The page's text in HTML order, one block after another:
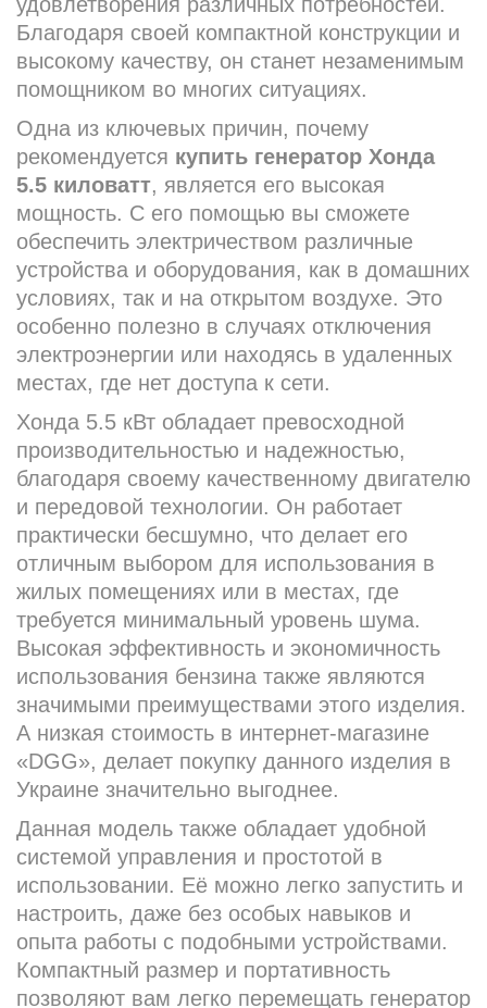
Благодаря своей компактной конструкции и
высокому качеству, он станет незаменимым
помощником во многих ситуациях.
Одна из ключевых причин, почему
рекомендуется купить генератор Хонда
5.5 киловатт, является его высокая
мощность. С его помощью вы сможете
обеспечить электричеством различные
устройства и оборудования, как в домашних
условиях, так и на открытом воздухе. Это
особенно полезно в случаях отключения
электроэнергии или находясь в удаленных
местах, где нет доступа к сети.
Хонда 5.5 кВт обладает превосходной
производительностью и надежностью,
благодаря своему качественному двигателю
и передовой технологии. Он работает
практически бесшумно, что делает его
отличным выбором для использования в
жилых помещениях или в местах, где
требуется минимальный уровень шума.
Высокая эффективность и экономичность
использования бензина также являются
значимыми преимуществами этого изделия.
А низкая стоимость в интернет-магазине
«DGG», делает покупку данного изделия в
Украине значительно выгоднее.
Данная модель также обладает удобной
системой управления и простотой в
использовании. Её можно легко запустить и
настроить, даже без особых навыков и
опыта работы с подобными устройствами.
Компактный размер и портативность
позволяют вам легко перемещать генератор